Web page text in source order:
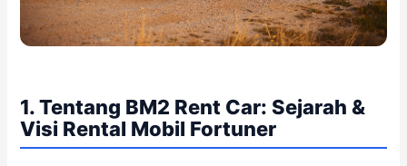
1. Tentang BM2 Rent Car: Sejarah &
Visi Rental Mobil Fortuner